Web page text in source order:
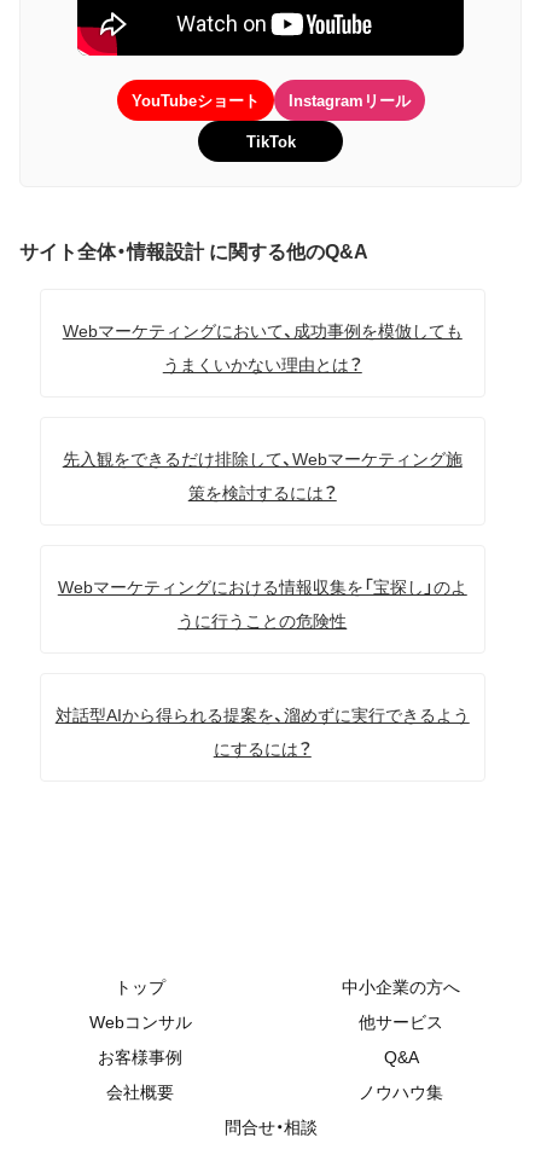
YouTubeショート Instagramリール
TikTok
サイト全体・情報設計 に関する他のQ&A
Webマーケティングにおいて、成功事例を模倣しても
うまくいかない理由とは？
先入観をできるだけ排除して、Webマーケティング施
策を検討するには？
Webマーケティングにおける情報収集を「宝探し」のよ
うに行うことの危険性
対話型AIから得られる提案を、溜めずに実行できるよう
にするには？
トップ
中小企業の方へ
Webコンサル
他サービス
お客様事例
Q&A
会社概要
ノウハウ集
問合せ・相談